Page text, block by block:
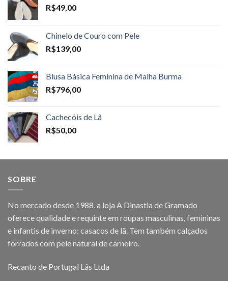
R$49,00
Chinelo de Couro com Pele
R$139,00
Blusa Básica Feminina de Malha Burma
R$796,00
Cachecóis de Lã
R$50,00
SOBRE
No mercado desde 1988, a loja A Dinastia de Gramado
oferece qualidade e requinte em roupas masculinas, femininas
e infantis de inverno: casacos de lã. Tem também calçados
forrados com pele natural de carneiro.
Recanto de Portugal Lãs Ltda